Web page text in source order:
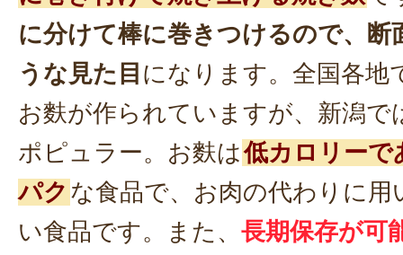
に分けて棒に巻きつけるので、断
うな見た目 になります。全国各地
お麩が作られていますが、新潟で
ポピュラー。お麩は低カロリーで
パク な食品で、お肉の代わりに
い食品です。また、 長期保存が可